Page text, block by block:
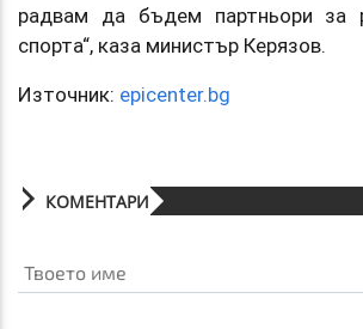
радвам да бъдем партньори за
спорта“, каза министър Керязов.
Източник: epicenter.bg
КОМЕНТАРИ
Твоето име